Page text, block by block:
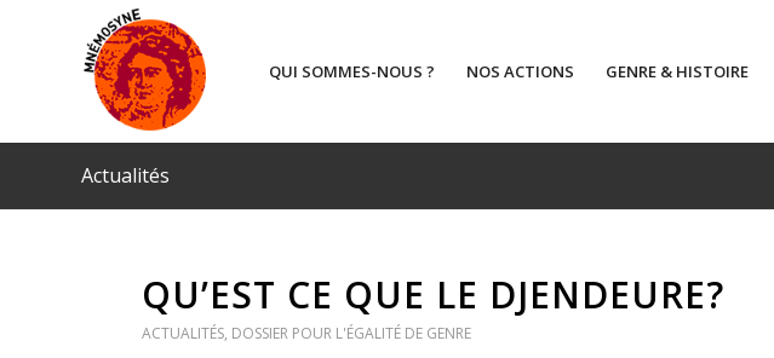
QUI SOMMES-NOUS ? NOS ACTIONS GENRE & HISTOIRE
Actualités
QU’EST CE QUE LE DJENDEURE?
ACTUALITÉS, DOSSIER POUR L'ÉGALITÉ DE GENRE